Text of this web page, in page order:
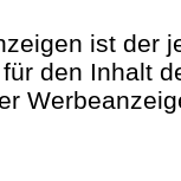
ist der
den Inhalt